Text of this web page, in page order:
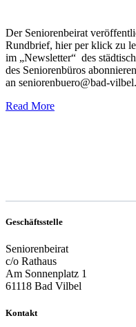
Der Seniorenbeirat
Rundbrief, hier per klick zu
im „Newsletter“ des
des Seniorenbüros
an seniorenbuero@bad-
Read More
Geschäftsstelle
Seniorenbeirat
c/o Rathaus
Am Sonnenplatz 1
61118 Bad Vilbel
Kontakt